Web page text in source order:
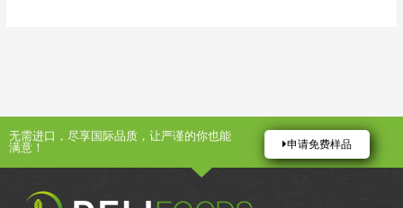
无需进口，尽享国际品质，让严谨的你也能
满意！
申请免费样品